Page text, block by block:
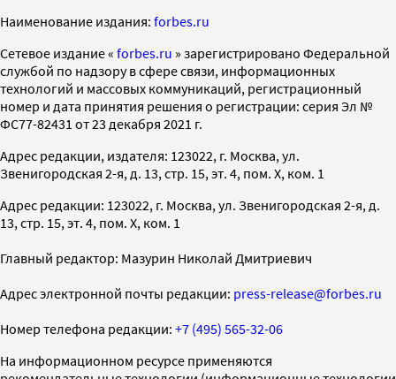
Наименование издания: forbes.ru
Cетевое издание « forbes.ru » зарегистрировано Федеральной
службой по надзору в сфере связи, информационных
технологий и массовых коммуникаций, регистрационный
номер и дата принятия решения о регистрации: серия Эл №
ФС77-82431 от 23 декабря 2021 г.
Адрес редакции, издателя: 123022, г. Москва, ул.
Звенигородская 2-я, д. 13, стр. 15, эт. 4, пом. X, ком. 1
Адрес редакции: 123022, г. Москва, ул. Звенигородская 2-я, д.
13, стр. 15, эт. 4, пом. X, ком. 1
Главный редактор: Мазурин Николай Дмитриевич
Адрес электронной почты редакции: press-release@forbes.ru
Номер телефона редакции: +7 (495) 565-32-06
На информационном ресурсе применяются